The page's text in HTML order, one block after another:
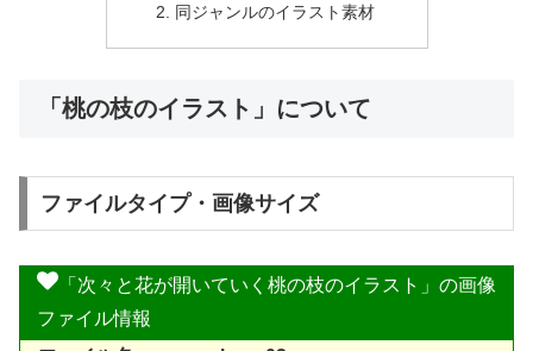
同ジャンルのイラスト素材
「桃の枝のイラスト」について
ファイルタイプ・画像サイズ
「次々と花が開いていく桃の枝のイラスト」の画像
ファイル情報